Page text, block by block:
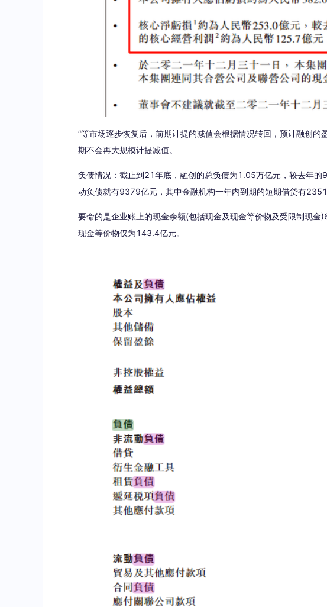
“等市场逐步恢复后，前期计提的减值会根据情况转回，预计融创
期不会再大规模计提减值。
负债情况：截止到21年底，融创的总负债为1.05万亿元，较去年
动负债就有9379亿元，其中金融机构一年内到期的短期借贷有2351
要命的是企业账上的现金余额(包括现金及现金等价物及受限制现
现金等价物仅为143.4亿元。